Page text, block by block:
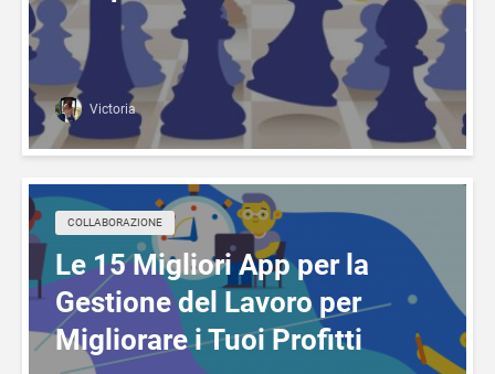
Victoria
COLLABORAZIONE
Le 15 Migliori App per la
Gestione del Lavoro per
Migliorare i Tuoi Profitti